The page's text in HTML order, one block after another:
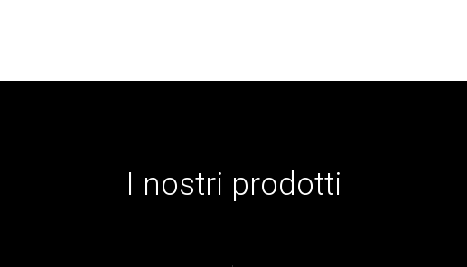
I nostri prodotti